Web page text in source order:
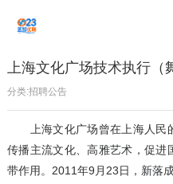
上海文化广场技术执行（
分类:招聘公告
上海文化广场曾在上海人民
传播主流文化、高雅艺术，促进
带作用。2011年9月23日，新落